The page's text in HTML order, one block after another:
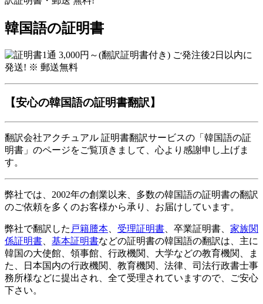
韓国語の証明書
【安心の韓国語の証明書翻訳】
翻訳会社アクチュアル 証明書翻訳サービスの「韓国語の証
明書」のページをご覧頂きまして、心より感謝申し上げま
す。
弊社では、2002年の創業以来、多数の韓国語の証明書の翻訳
のご依頼を多くのお客様から承り、お届けしています。
弊社で翻訳した 戸籍謄本 受理証明書 、卒業証明書、 家族関
係証明書
基本証明書などの証明書の韓国語の翻訳は、主に
韓国の大使館、領事館、行政機関、大学などの教育機関、ま
た、日本国内の行政機関、教育機関、法律、司法行政書士事
務所様などに提出され、全て受理されていますので、ご安心
下さい。